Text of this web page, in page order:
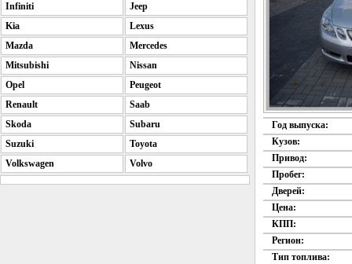
Год выпуска:
Кузов:
Привод:
Пробег:
Дверей:
Цена:
КПП:
Регион:
Тип топлива:
Infiniti
Jeep
Kia
Lexus
Mazda
Mercedes
Mitsubishi
Nissan
Opel
Peugeot
Renault
Saab
Skoda
Subaru
Suzuki
Toyota
Volkswagen
Volvo